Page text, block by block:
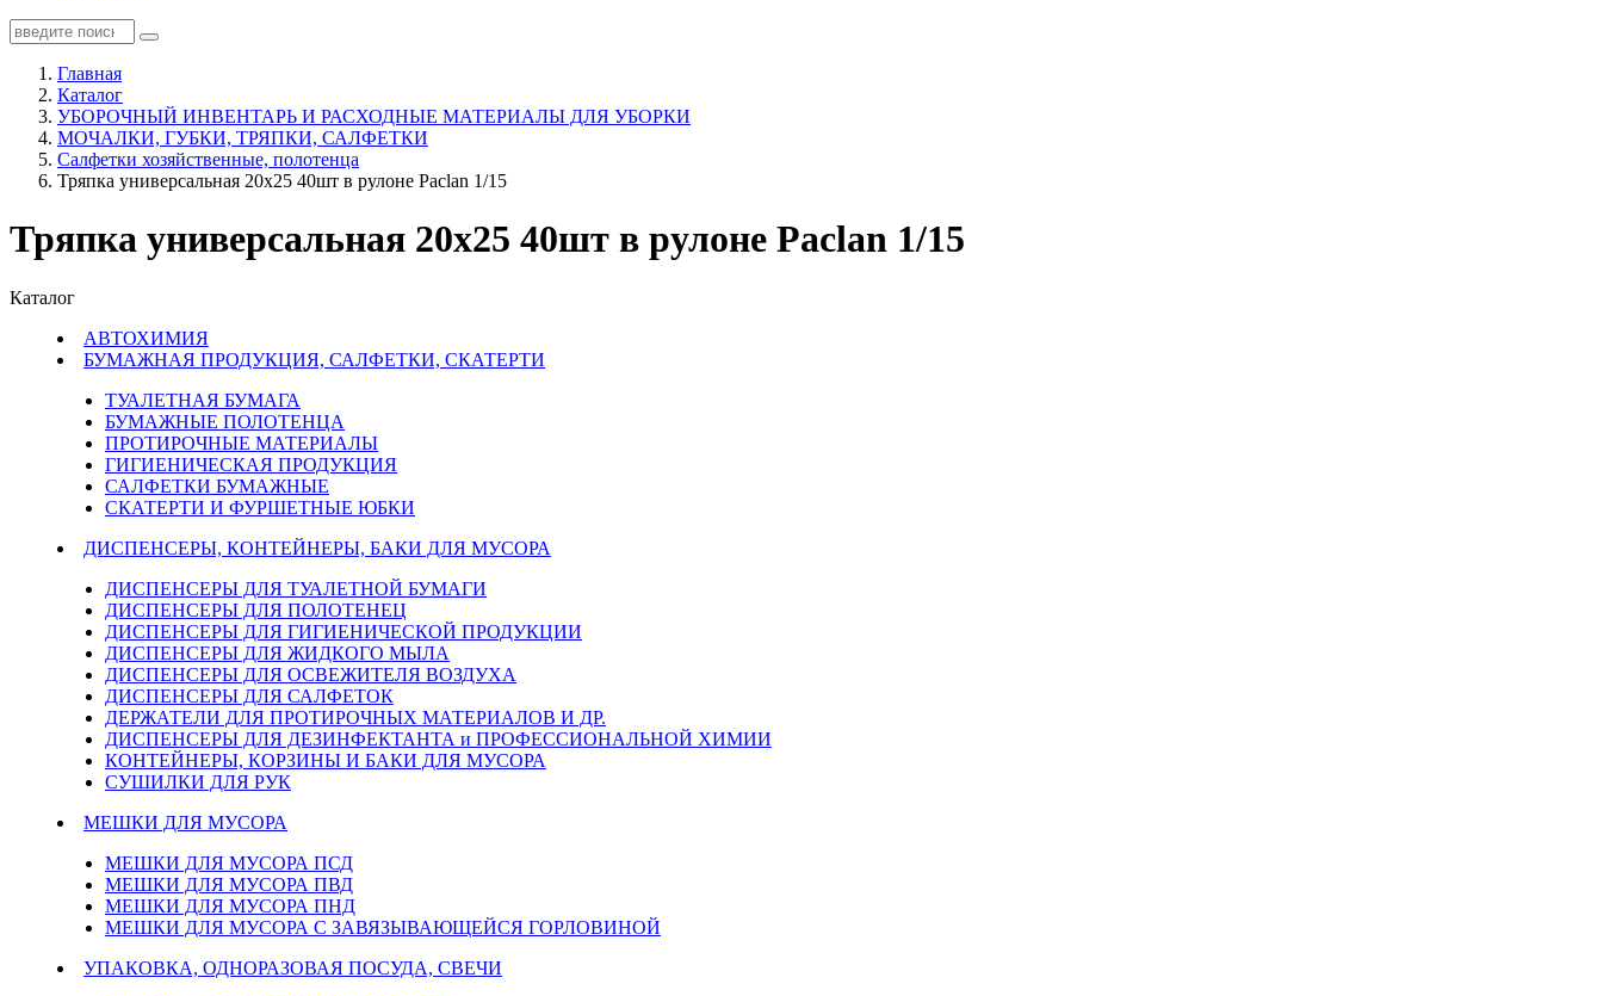
Главная
Каталог
УБОРОЧНЫЙ ИНВЕНТАРЬ И РАСХОДНЫЕ МАТЕРИАЛЫ ДЛЯ УБОРКИ
МОЧАЛКИ, ГУБКИ, ТРЯПКИ, САЛФЕТКИ
Салфетки хозяйственные, полотенца
Тряпка универсальная 20х25 40шт в рулоне Paclan 1/15
Тряпка универсальная 20х25 40шт в рулоне Paclan 1/15
Каталог
АВТОХИМИЯ
БУМАЖНАЯ ПРОДУКЦИЯ, САЛФЕТКИ, СКАТЕРТИ
ТУАЛЕТНАЯ БУМАГА
БУМАЖНЫЕ ПОЛОТЕНЦА
ПРОТИРОЧНЫЕ МАТЕРИАЛЫ
ГИГИЕНИЧЕСКАЯ ПРОДУКЦИЯ
САЛФЕТКИ БУМАЖНЫЕ
СКАТЕРТИ И ФУРШЕТНЫЕ ЮБКИ
ДИСПЕНСЕРЫ, КОНТЕЙНЕРЫ, БАКИ ДЛЯ МУСОРА
ДИСПЕНСЕРЫ ДЛЯ ТУАЛЕТНОЙ БУМАГИ
ДИСПЕНСЕРЫ ДЛЯ ПОЛОТЕНЕЦ
ДИСПЕНСЕРЫ ДЛЯ ГИГИЕНИЧЕСКОЙ ПРОДУКЦИИ
ДИСПЕНСЕРЫ ДЛЯ ЖИДКОГО МЫЛА
ДИСПЕНСЕРЫ ДЛЯ ОСВЕЖИТЕЛЯ ВОЗДУХА
ДИСПЕНСЕРЫ ДЛЯ САЛФЕТОК
ДЕРЖАТЕЛИ ДЛЯ ПРОТИРОЧНЫХ МАТЕРИАЛОВ И ДР.
ДИСПЕНСЕРЫ ДЛЯ ДЕЗИНФЕКТАНТА и ПРОФЕССИОНАЛЬНОЙ ХИМИИ
КОНТЕЙНЕРЫ, КОРЗИНЫ И БАКИ ДЛЯ МУСОРА
СУШИЛКИ ДЛЯ РУК
МЕШКИ ДЛЯ МУСОРА
МЕШКИ ДЛЯ МУСОРА ПСД
МЕШКИ ДЛЯ МУСОРА ПВД
МЕШКИ ДЛЯ МУСОРА ПНД
МЕШКИ ДЛЯ МУСОРА С ЗАВЯЗЫВАЮЩЕЙСЯ ГОРЛОВИНОЙ
УПАКОВКА, ОДНОРАЗОВАЯ ПОСУДА, СВЕЧИ